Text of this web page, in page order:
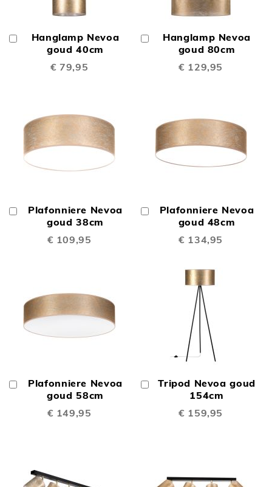
Hanglamp Nevoa
goud 40cm
€ 79,95
Winkelwagen
Hanglamp Nevoa
goud 80cm
€ 129,95
Winkelwagen
Plafonniere Nevoa
goud 38cm
€ 109,95
Winkelwagen
Plafonniere Nevoa
goud 48cm
€ 134,95
Winkelwagen
Plafonniere Nevoa
goud 58cm
€ 149,95
Winkelwagen
Tripod Nevoa goud
154cm
€ 159,95
In
Winkelwagen